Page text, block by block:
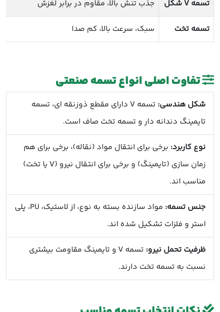
تسمه V شکل جذب تنش بالا، مقاوم در برابر لغزش
تسمه تخت سبک، سرعت بالا، کم صدا
تفاوت اصلی انواع تسمه صنعتی
شکل هندسی:
تسمه V دارای مقطع ذوزنقه ای، تسمه
تایمینگ دندانه دار و تسمه تخت صاف است.
نوع کاربرد: برخی برای انتقال مواد (نقاله)، برخی برای هم
زمان سازی (تایمینگ) و برخی برای انتقال نیرو (V یا تخت)
مناسب اند.
جنس تسمه:
مواد سازنده بسته به نوع، از لاستیک، PU، پلی
استر و فلزات تشکیل شده اند.
ظرفیت تحمل نیرو:
تسمه V و تایمینگ مقاومت بیشتری
نسبت به تسمه تخت دارند.